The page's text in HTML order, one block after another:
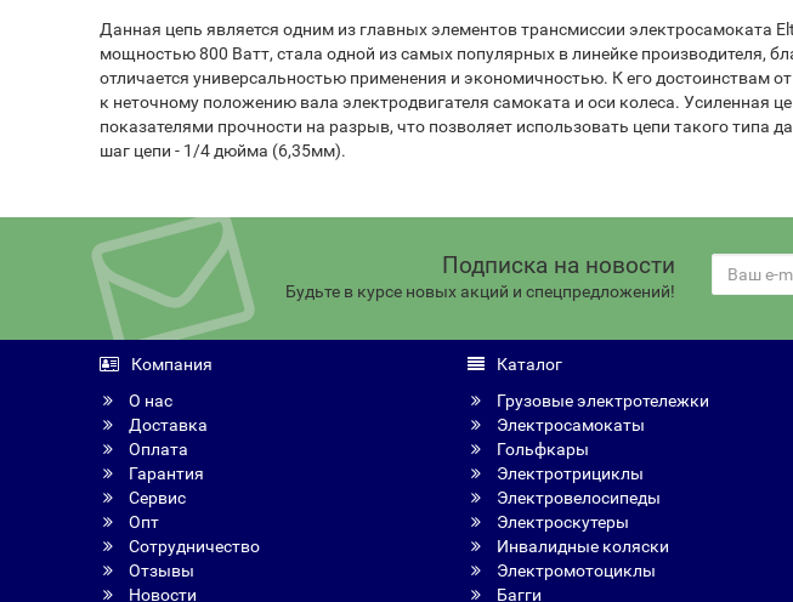
Данная цепь является одним из главных элементов трансмиссии электросамоката
мощностью 800 Ватт, стала одной из самых популярных в линейке производителя,
отличается универсальностью применения и экономичностью. К его достоинствам
к неточному положению вала электродвигателя самоката и оси колеса. Усиленная
показателями прочности на разрыв, что позволяет использовать цепи такого
шаг цепи - 1/4 дюйма (6,35мм).
Подписка на новости
Будьте в курсе новых акций и спецпредложений!
Компания
О нас
Доставка
Оплата
Гарантия
Сервис
Опт
Сотрудничество
Отзывы
Новости
Каталог
Грузовые электротележки
Электросамокаты
Гольфкары
Электротрициклы
Электровелосипеды
Электроскутеры
Инвалидные коляски
Электромотоциклы
Багги